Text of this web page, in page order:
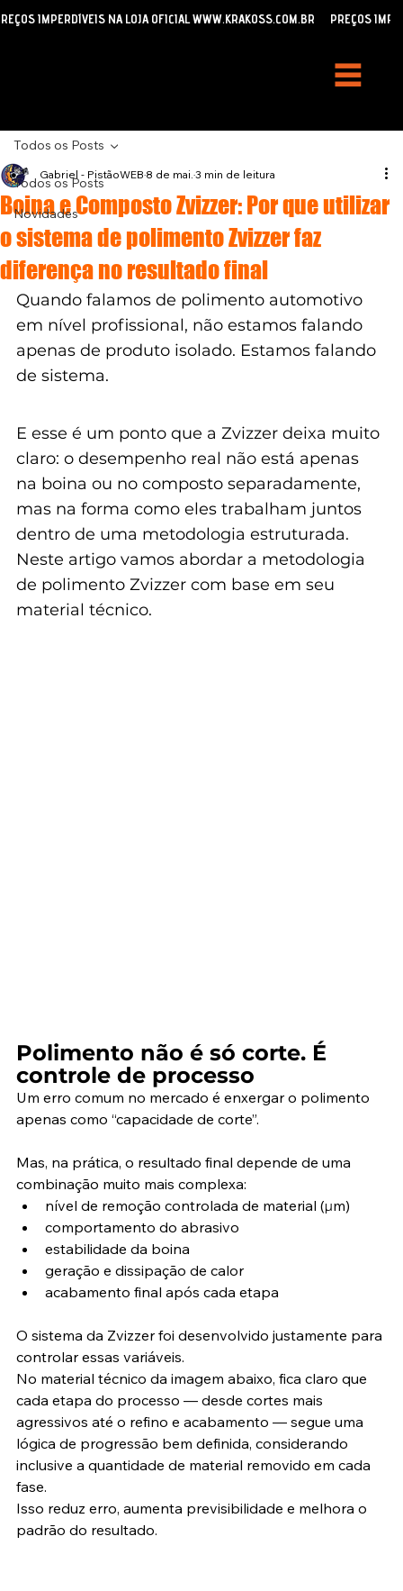
IMPERDÍVEIS NA LOJA OFICIAL WWW.KRAKOSS.COM.BR
Todos os Posts
Novidades
Todos os Posts
Boina e Composto Zvizzer: Por que utilizar
o sistema de polimento Zvizzer faz
diferença no resultado final
Gabriel - PistãoWEB 8 de mai. 3 min de leitura
Quando falamos de polimento automotivo
em nível profissional, não estamos falando
apenas de produto isolado. Estamos falando
de sistema.
E esse é um ponto que a Zvizzer deixa muito
claro: o desempenho real não está apenas
na boina ou no composto separadamente,
mas na forma como eles trabalham juntos
dentro de uma metodologia estruturada.
Neste artigo vamos abordar a metodologia
de polimento Zvizzer com base em seu
material técnico.
Polimento não é só corte. É
controle de processo
Um erro comum no mercado é enxergar o polimento
apenas como “capacidade de corte”.
Mas, na prática, o resultado final depende de uma
combinação muito mais complexa:
nível de remoção controlada de material (µm)
comportamento do abrasivo
estabilidade da boina
geração e dissipação de calor
acabamento final após cada etapa
O sistema da Zvizzer foi desenvolvido justamente para
controlar essas variáveis.
No material técnico da imagem abaixo, fica claro que
cada etapa do processo — desde cortes mais
agressivos até o refino e acabamento — segue uma
lógica de progressão bem definida, considerando
inclusive a quantidade de material removido em cada
fase.
Isso reduz erro, aumenta previsibilidade e melhora o
padrão do resultado.